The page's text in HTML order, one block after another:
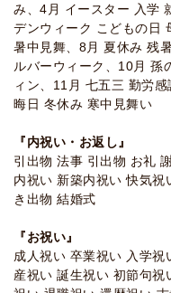
み、4月 イースター 入学
デンウィーク こどもの日
暑中見舞、8月 夏休み 残
ルバーウィーク、10月 孫
ィン、11月 七五三 勤労
晦日 冬休み 寒中見舞い
『内祝い・お返し』
引出物 法事 引出物 お礼
内祝い 新築内祝い 快気祝
き出物 結婚式
『お祝い』
成人祝い 卒業祝い 入学祝
産祝い 誕生祝い 初節句